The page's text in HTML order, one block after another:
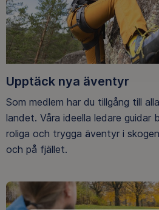
Upptäck nya äventyr
Som medlem har du tillgång till
landet. Våra ideella ledare guidar
roliga och trygga äventyr i
och på fjället.